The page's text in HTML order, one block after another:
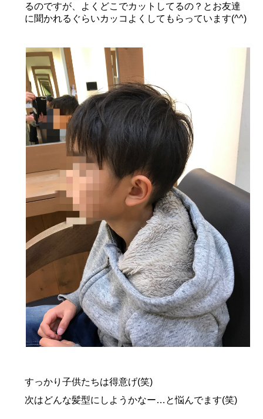
るのですが、よくどこでカットしてるの？とお友達
に聞かれるぐらいカッコよくしてもらっています(^^)
すっかり子供たちは得意げ(笑)
次はどんな髪型にしようかなー…と悩んでます(笑)